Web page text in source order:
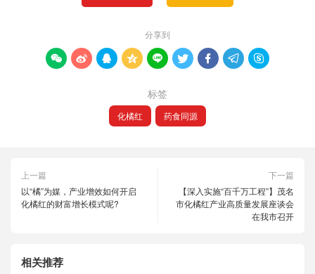
分享到
        
标签
化橘红 药食同源
上一篇
以“橘”为媒，产业增效如何开启
化橘红的财富增长模式呢?
下一篇
【深入实施“百千万工程”】茂名
市化橘红产业高质量发展座谈会
在我市召开
相关推荐